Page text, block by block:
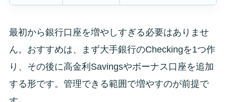
最初から銀行口座を増やしすぎる必要はありませ
ん。おすすめは、まず大手銀行のCheckingを1つ作
り、その後に高金利Savingsやボーナス口座を追加
する形です。管理できる範囲で増やすのが前提で